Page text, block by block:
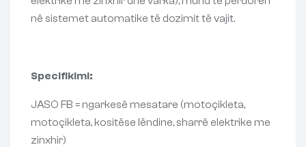
në sistemet automatike të dozimit të vajit.
Specifikimi:
JASO FB = ngarkesë mesatare (motoçikleta,
motoçikleta, kositëse lëndine, sharrë elektrike me
zinxhir)